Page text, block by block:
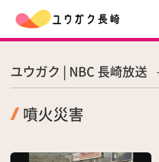
ユウガク | NBC 長崎放送
噴火災害